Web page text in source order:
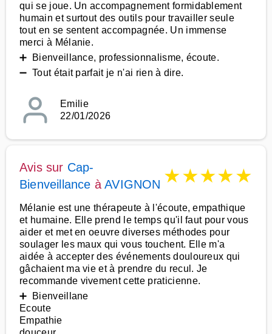
qui se joue. Un accompagnement formidablement
humain et surtout des outils pour travailler seule
tout en se sentent accompagnée. Un immense
merci à Mélanie.
➕ Bienveillance, professionnalisme, écoute.
➖ Tout était parfait je n'ai rien à dire.
Emilie
22/01/2026
Avis sur Cap-
Bienveillance àAVIGNON ★★★★★
Mélanie est une thérapeute à l'écoute, empathique
et humaine. Elle prend le temps qu'il faut pour vous
aider et met en oeuvre diverses méthodes pour
soulager les maux qui vous touchent. Elle m'a
aidée à accepter des événements douloureux qui
gâchaient ma vie et à prendre du recul. Je
recommande vivement cette praticienne.
➕ Bienveillane
Ecoute
Empathie